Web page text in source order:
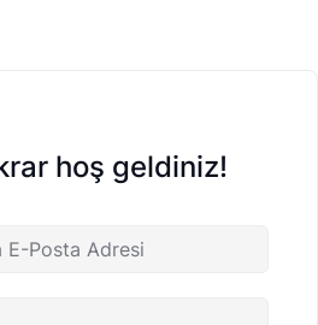
hoş geldiniz!